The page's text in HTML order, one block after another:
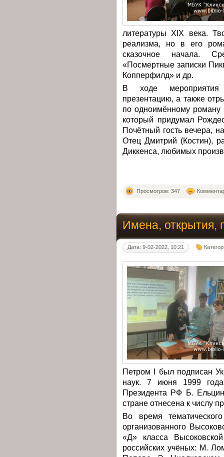
литературы XIX века.
реализма, но в его
сказочное начала.
«Посмертные записки
Копперфилд» и др.
В ходе мероприятия
презентацию, а также
по одноимённому
который придумал
Почётный гость вечера,
Отец Дмитрий (Костин),
Диккенса, любимых
Просмотров: 347
Имена, открытия,
Дата: 9-02-2022, 10:21
Петром I был подписан
наук. 7 июня 1999
Президента РФ Б.
стране отнесена к числу
Во время
организованного
«Д» класса
российских учёных: М.